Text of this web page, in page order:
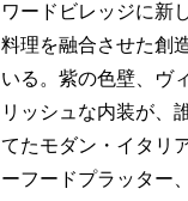
ワードビレッジに新
料理を融合させた創
いる。紫の色壁、ヴ
リッシュな内装が、
てたモダン・イタリ
ーフードプラッター